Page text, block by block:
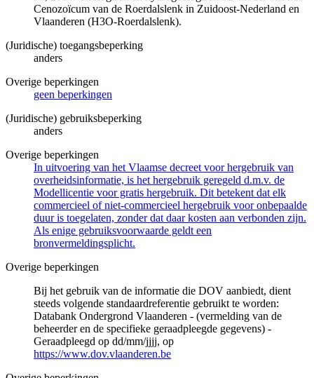
Cenozoïcum van de Roerdalslenk in Zuidoost-Nederland en
Vlaanderen (H3O-Roerdalslenk).
(Juridische) toegangsbeperking
anders
Overige beperkingen
geen beperkingen
(Juridische) gebruiksbeperking
anders
Overige beperkingen
In uitvoering van het Vlaamse decreet voor hergebruik van
overheidsinformatie, is het hergebruik geregeld d.m.v. de
Modellicentie voor gratis hergebruik. Dit betekent dat elk
commercieel of niet-commercieel hergebruik voor onbepaalde
duur is toegelaten, zonder dat daar kosten aan verbonden zijn.
Als enige gebruiksvoorwaarde geldt een
bronvermeldingsplicht.
Overige beperkingen
Bij het gebruik van de informatie die DOV aanbiedt, dient
steeds volgende standaardreferentie gebruikt te worden:
Databank Ondergrond Vlaanderen - (vermelding van de
beheerder en de specifieke geraadpleegde gegevens) -
Geraadpleegd op dd/mm/jjjj, op
https://www.dov.vlaanderen.be